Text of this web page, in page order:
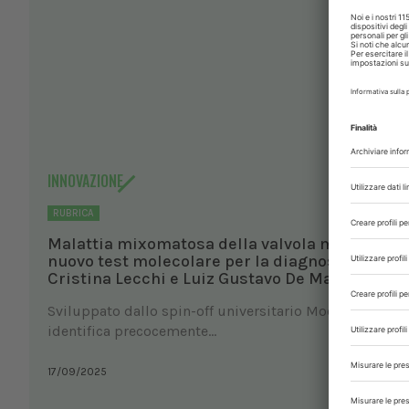
INNOVAZIONE
RUBRICA
Malattia mixomatosa della valvola mitrale nel
nuovo test molecolare per la diagnosi
Cristina Lecchi e Luiz Gustavo De Matos
Sviluppato dallo spin-off universitario Moovet, il test
identifica precocemente...
17/09/2025